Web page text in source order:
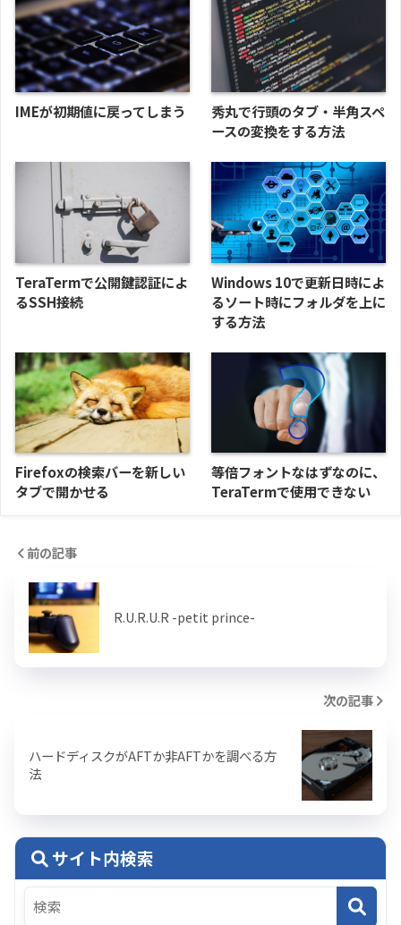
IMEが初期値に戻ってしまう
秀丸で行頭のタブ・半角スペ
ースの変換をする方法
TeraTermで公開鍵認証によ
るSSH接続
Windows 10で更新日時によ
るソート時にフォルダを上に
する方法
Firefoxの検索バーを新しい
タブで開かせる
等倍フォントなはずなのに、
TeraTermで使用できない
前の記事
R.U.R.U.R -petit prince-
次の記事
ハードディスクがAFTか非AFTかを調べる方
法
サイト内検索